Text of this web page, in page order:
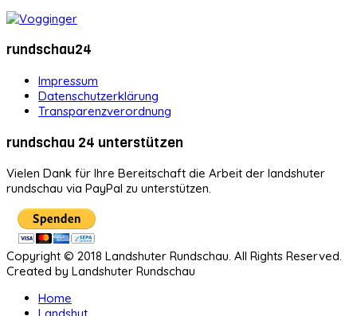
rundschau24
Impressum
Datenschutzerklärung
Transparenzverordnung
rundschau 24 unterstützen
Vielen Dank für Ihre Bereitschaft die Arbeit der landshuter
rundschau via PayPal zu unterstützen.
Copyright © 2018 Landshuter Rundschau. All Rights Reserved.
Created by Landshuter Rundschau
Home